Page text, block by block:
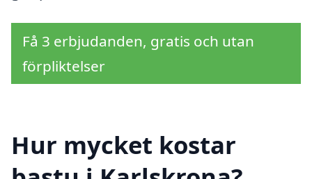
Få 3 erbjudanden, gratis och utan
förpliktelser
Hur mycket kostar